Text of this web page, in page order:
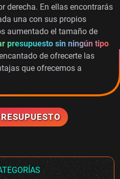
derecha. En ellas encontrarás
una con sus propios
aumentado el tamaño de
presupuesto sin ningún tipo
de ofrecerte las
que ofrecemos a